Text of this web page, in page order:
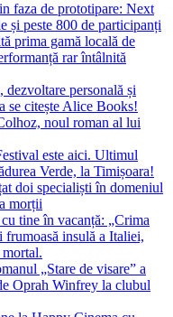
faza de prototipare: Next
și peste 800 de participanți
prima gamă locală de
rar întâlnită
personală și
se citește Alice Books!
noul roman al lui
este aici. Ultimul
Verde, la Timișoara!
doi specialiști în domeniul
morții
tine în vacanță: „Crima
frumoasă insulă a Italiei,
mortal.
„Stare de visare” a
Oprah Winfrey la clubul